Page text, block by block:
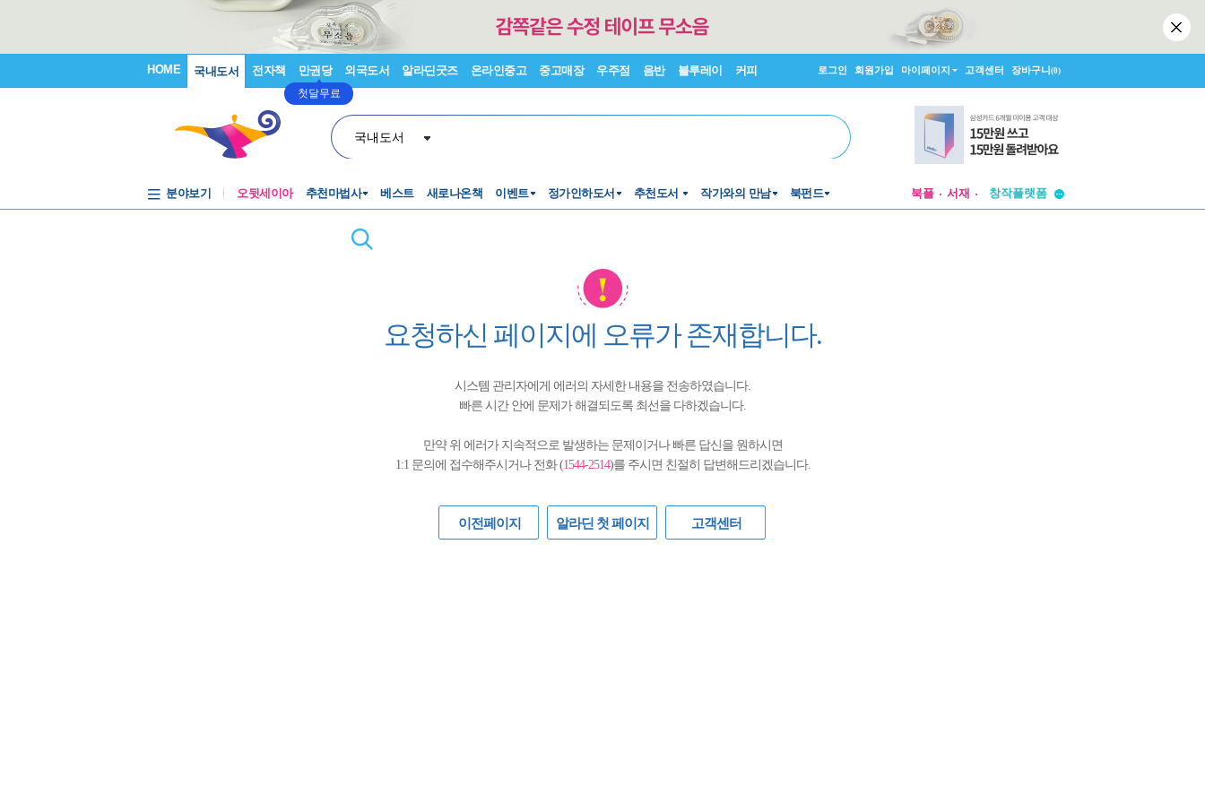
HOME 국내도서 전자책 만권당
첫달무료
외국도서 알라딘굿즈 온라인중고 중고매장 우주점 음반 블루레이 커피 로그인 회원가입 마이페이지 고객센터 장바구니(0)
국내도서
분야보기 오뒷세이아 추천마법사 베스트 새로나온책 이벤트 정가인하도서 추천도서 작가와의 만남 북펀드 북플 서재
창작플랫폼
투비컨티뉴드
요청하신 페이지에 오류가 존재합니다.
시스템 관리자에게 에러의 자세한 내용을 전송하였습니다.
빠른 시간 안에 문제가 해결되도록 최선을 다하겠습니다.
만약 위 에러가 지속적으로 발생하는 문제이거나 빠른 답신을 원하시면
1:1 문의에 접수해주시거나 전화 (1544-2514)를 주시면 친절히 답변해드리겠습니다.
이전페이지 알라딘 첫 페이지 고객센터